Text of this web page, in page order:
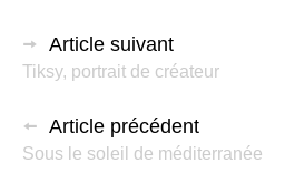
Article suivant
Tiksy, portrait de créateur
Article précédent
Sous le soleil de méditerranée